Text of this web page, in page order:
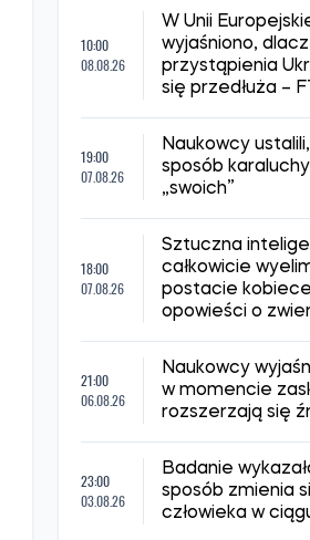
10:00
08.08.26
W Unii
wyjaśniono,
przystąpienia
się przedłuża – FT
19:00
07.08.26
Naukowcy
sposób
„swoich”
18:00
07.08.26
Sztuczna
całkowicie
postacie
opowieści o
21:00
06.08.26
Naukowcy
w momencie
rozszerzają się
23:00
03.08.26
Badanie
sposób zmienia
człowieka w